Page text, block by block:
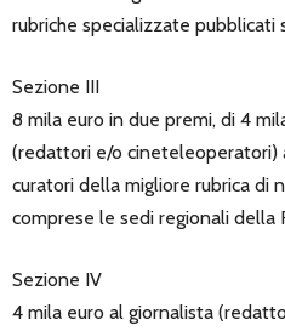
rubriche specializzate pubblicati
Sezione III
8 mila euro in due premi, di 4
(redattori e/o cineteleoperatori)
curatori della migliore rubrica di
comprese le sedi regionali della
Sezione IV
4 mila euro al giornalista